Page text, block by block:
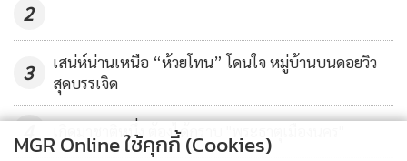
2
3
เสน่ห์น่านเหนือ “ห้วยโทน” โดนใจ หมู่บ้านบนดอยวิว
สุดบรรเจิด
เกิดมาชาติหนึ่ง ต้องได้กราบ "พระธาตุเมืองนคร"
MGR Online ใช้คุกกี้ (Cookies)